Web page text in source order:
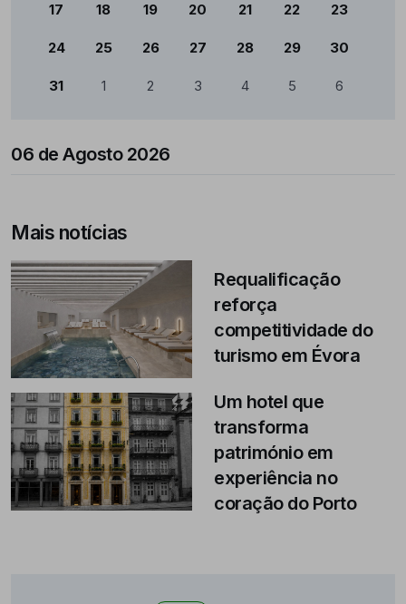
17 18 19 20 21 22 23
24 25 26 27 28 29 30
31 1 2 3 4 5 6
06 de Agosto 2026
Mais notícias
Requalificação
reforça
competitividade do
turismo em Évora
Um hotel que
transforma
património em
experiência no
coração do Porto